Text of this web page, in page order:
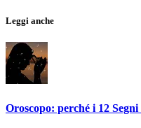
Leggi anche
Oroscopo: perché i 12